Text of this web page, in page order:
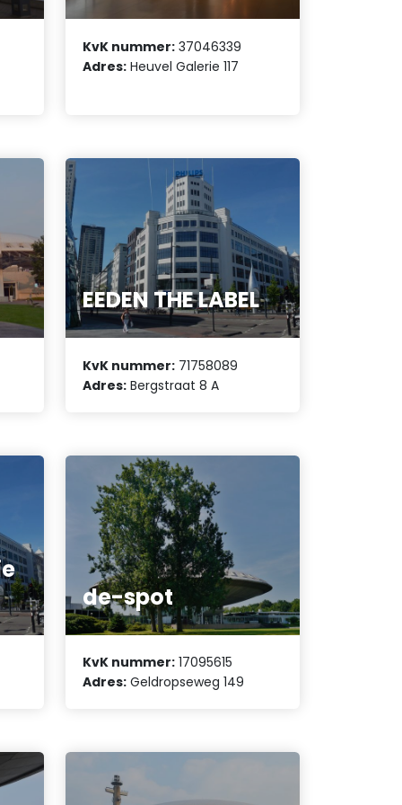
KvK nummer: 37046339
Adres: Heuvel Galerie 117
EEDEN THE LABEL
KvK nummer: 71758089
Adres: Bergstraat 8 A
de-spot
KvK nummer: 17095615
Adres: Geldropseweg 149